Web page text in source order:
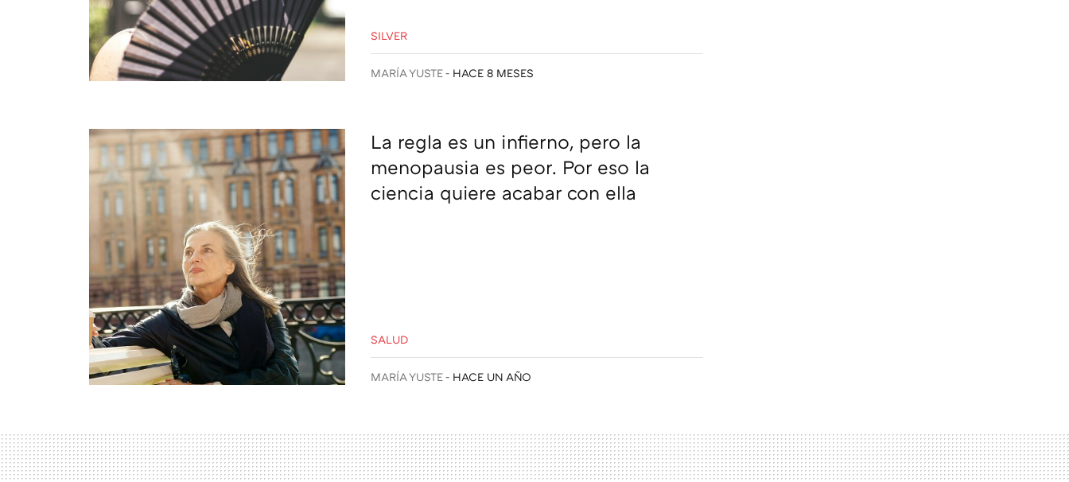
SILVER
MARÍA YUSTE HACE 8 MESES
La regla es un infierno, pero la
menopausia es peor. Por eso la
ciencia quiere acabar con ella
SALUD
MARÍA YUSTE HACE UN AÑO